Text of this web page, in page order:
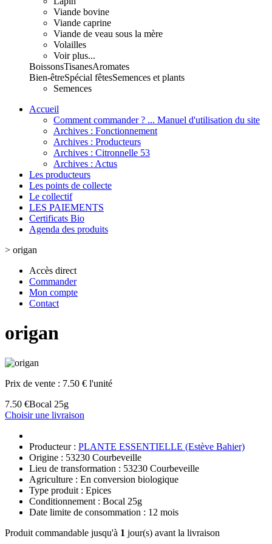
Viande bovine
Viande caprine
Viande de veau sous la mère
Volailles
Voir plus...
BoissonsTisanesAromates
Bien-êtreSpécial fêtesSemences et plants
Semences
Accueil
Comment commander ? ... Manuel d'utilisation du site
Archives : Fonctionnement
Archives : Producteurs
Archives : Citronnelle 53
Archives : Actus
Les producteurs
Les points de collecte
Le collectif
LES PAIEMENTS
Certificats Bio
Agenda des produits
> origan
Accès direct
Commander
Mon compte
Contact
origan
Prix de vente : 7.50 € l'unité
7.50 €Bocal 25g
Choisir une livraison
Producteur : PLANTE ESSENTIELLE (Estève Bahier)
Origine : 53230 Courbeveille
Lieu de transformation : 53230 Courbeveille
Agriculture : En conversion biologique
Type produit : Epices
Conditionnement : Bocal 25g
Date limite de consommation : 12 mois
Produit commandable jusqu'à 1 jour(s) avant la livraison